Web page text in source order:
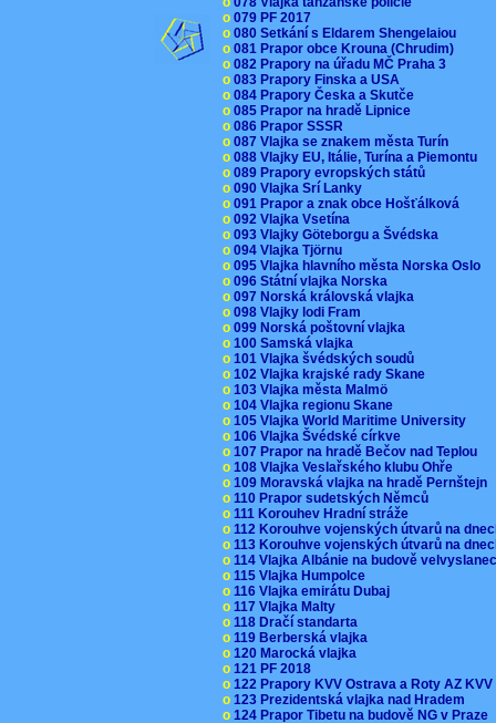
o 079 PF 2017
o 080 Setkání s Eldarem Shengelaiou
o 081 Prapor obce Krouna (Chrudim)
o 082 Prapory na úřadu MČ Praha 3
o 083 Prapory Finska a USA
o 084 Prapory Česka a Skutče
o 085 Prapor na hradě Lipnice
o 086 Prapor SSSR
o 087 Vlajka se znakem města Turín
o 088 Vlajky EU, Itálie, Turína a Piemontu
o 089 Prapory evropských států
o 090 Vlajka Srí Lanky
o 091 Prapor a znak obce Hošťálková
o 092 Vlajka Vsetína
o 093 Vlajky Göteborgu a Švédska
o 094 Vlajka Tjörnu
o 095 Vlajka hlavního města Norska Oslo
o 096 Státní vlajka Norska
o 097 Norská královská vlajka
o 098 Vlajky lodi Fram
o 099 Norská poštovní vlajka
o 100 Samská vlajka
o 101 Vlajka švédských soudů
o 102 Vlajka krajské rady Skane
o 103 Vlajka města Malmö
o 104 Vlajka regionu Skane
o 105 Vlajka World Maritime University
o 106 Vlajka Švédské církve
o 107 Prapor na hradě Bečov nad Teplou
o 108 Vlajka Veslařského klubu Ohře
o 109 Moravská vlajka na hradě Pernštejn
o 110 Prapor sudetských Němců
o 111 Korouhev Hradní stráže
o 112 Korouhve vojenských útvarů na
o 113 Korouhve vojenských útvarů na
o 114 Vlajka Albánie na budově
o 115 Vlajka Humpolce
o 116 Vlajka emirátu Dubaj
o 117 Vlajka Malty
o 118 Dračí standarta
o 119 Berberská vlajka
o 120 Marocká vlajka
o 121 PF 2018
o 122 Prapory KVV Ostrava a Roty AZ
o 123 Prezidentská vlajka nad Hradem
o 124 Prapor Tibetu na budově NG v Praze